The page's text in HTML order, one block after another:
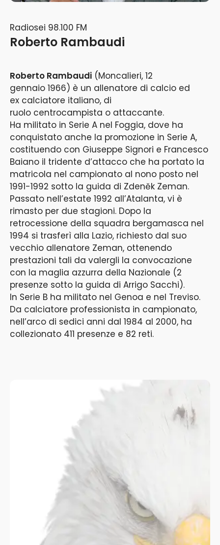
Roberto Rambaudi
Radiosei 98.100 FM
Roberto Rambaudi (Moncalieri, 12
gennaio 1966) è un allenatore di calcio ed
ex calciatore italiano, di
ruolo centrocampista o attaccante.
Ha militato in Serie A nel Foggia, dove ha
conquistato anche la promozione in Serie A,
costituendo con Giuseppe Signori e Francesco
Baiano il tridente d’attacco che ha portato la
matricola nel campionato al nono posto nel
1991-1992 sotto la guida di Zdeněk Zeman.
Passato nell’estate 1992 all’Atalanta, vi è
rimasto per due stagioni. Dopo la
retrocessione della squadra bergamasca nel
1994 si trasferì alla Lazio, richiesto dal suo
vecchio allenatore Zeman, ottenendo
prestazioni tali da valergli la convocazione
con la maglia azzurra della Nazionale (2
presenze sotto la guida di Arrigo Sacchi).
In Serie B ha militato nel Genoa e nel Treviso.
Da calciatore professionista in campionato,
nell’arco di sedici anni dal 1984 al 2000, ha
collezionato 411 presenze e 82 reti.